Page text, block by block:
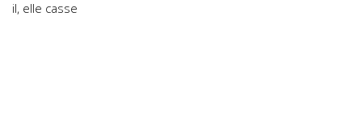
il, elle casse